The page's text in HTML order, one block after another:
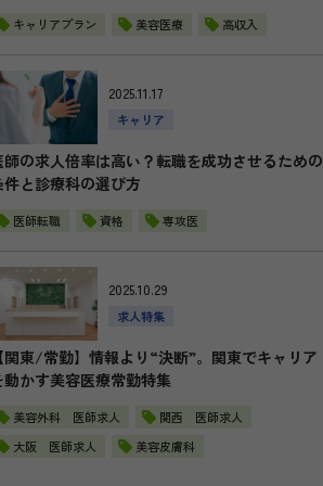
キャリアプラン 美容医療 高収入
2025.11.17
キャリア
師の求人倍率は高い？転職を成功させるための
件と診療科の選び方
医師転職 資格 専攻医
2025.10.29
求人特集
関東/常勤】情報より“決断”。関東でキャリア
動かす美容医療常勤特集
美容外科 医師求人
関西 医師求人
大阪 医師求人
美容皮膚科